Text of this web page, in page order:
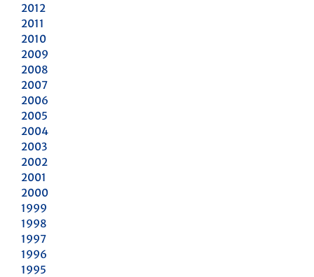
2012
2011
2010
2009
2008
2007
2006
2005
2004
2003
2002
2001
2000
1999
1998
1997
1996
1995